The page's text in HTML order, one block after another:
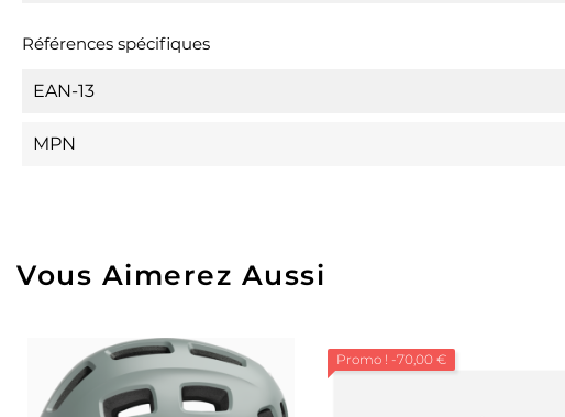
Références spécifiques
EAN-13
MPN
Vous Aimerez Aussi
Promo ! -70,00 €